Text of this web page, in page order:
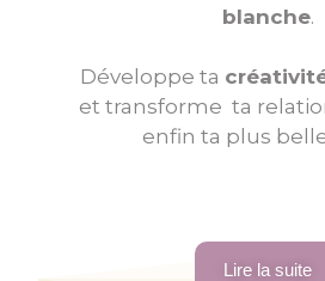
blanche.
Développe ta
et transforme ta
enfin ta plus
Lire la suite